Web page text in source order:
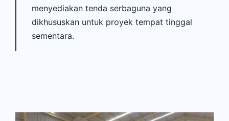
menyediakan tenda serbaguna yang
dikhususkan untuk proyek tempat tinggal
sementara.